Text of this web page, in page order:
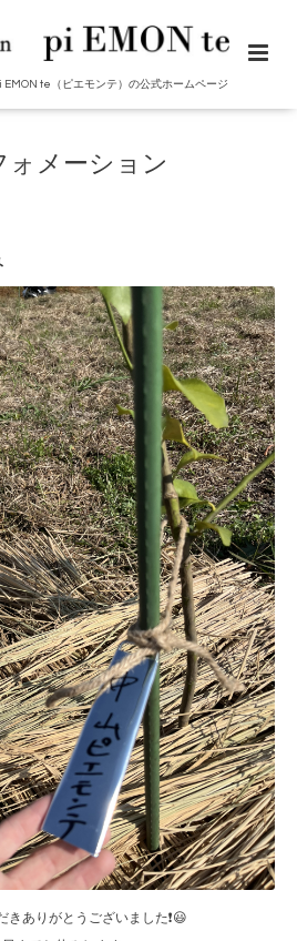
EMON te（ピエモンテ）の公式ホームページ
ォメーション
ありがとうございました❗️😃